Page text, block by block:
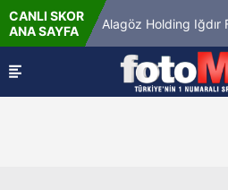
CANLI SKOR
ANA SAYFA
Alagöz Holding Iğdır FK